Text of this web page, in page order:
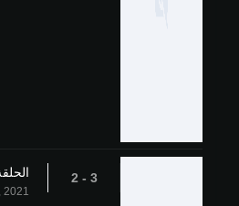
3 - 2 الحلقة
2021